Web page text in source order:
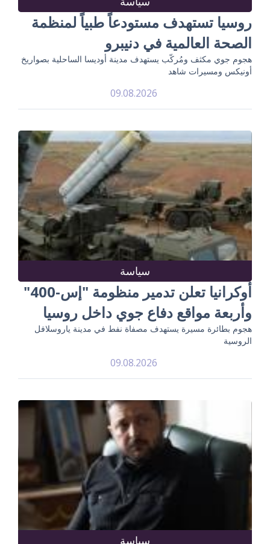
روسيا تستهدف مستودعاً طبياً لمنظمة
الصحة العالمية في دنيبرو
هجوم جوي مكثف ومُركّب يستهدف مدينة أوديسا الساحلية بصواريخ
أونيكس ومسيرات شاهد
09.08.2026
سياسة
أوكرانيا تعلن تدمير منظومة "إس-400"
وأربعة مواقع دفاع جوي داخل روسيا
هجوم بطائرة مسيرة يستهدف مصفاة نفط في مدينة ياروسلافل
الروسية
09.08.2026
سياسة